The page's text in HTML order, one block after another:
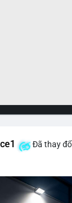
Đã thay